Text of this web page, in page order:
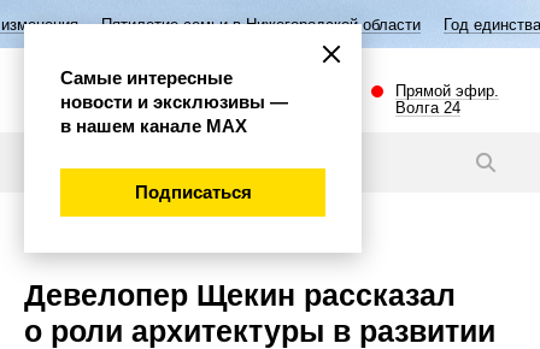
семьи в Нижегородской области Год единства народов России
Прямой эфир.
Волга 24
Девелопер Щекин рассказал
о роли архитектуры в развитии
Самые интересные
новости и эксклюзивы —
в нашем канале МАХ
Подписаться